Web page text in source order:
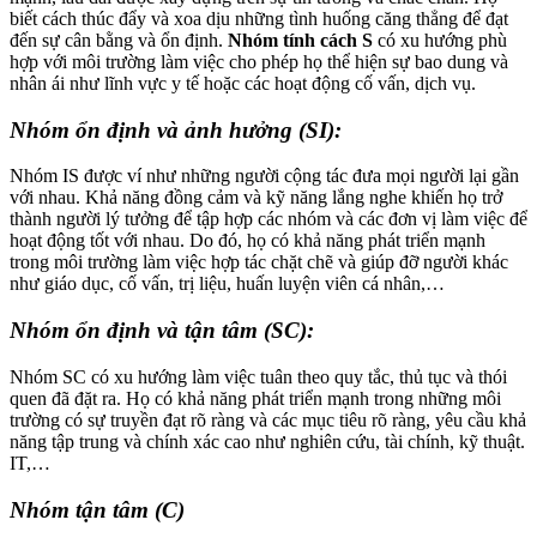
biết cách thúc đẩy và xoa dịu những tình huống căng thẳng để đạt
đến sự cân bằng và ổn định. Nhóm tính cách S có xu hướng phù
hợp với môi trường làm việc cho phép họ thể hiện sự bao dung và
nhân ái như lĩnh vực y tế hoặc các hoạt động cố vấn, dịch vụ.
Nhóm ổn định và ảnh hưởng (SI):
Nhóm IS được ví như những người cộng tác đưa mọi người lại gần
với nhau. Khả năng đồng cảm và kỹ năng lắng nghe khiến họ trở
thành người lý tưởng để tập hợp các nhóm và các đơn vị làm việc để
hoạt động tốt với nhau. Do đó, họ có khả năng phát triển mạnh
trong môi trường làm việc hợp tác chặt chẽ và giúp đỡ người khác
như giáo dục, cố vấn, trị liệu, huấn luyện viên cá nhân,…
Nhóm ổn định và tận tâm (SC):
Nhóm SC có xu hướng làm việc tuân theo quy tắc, thủ tục và thói
quen đã đặt ra. Họ có khả năng phát triển mạnh trong những môi
trường có sự truyền đạt rõ ràng và các mục tiêu rõ ràng, yêu cầu khả
năng tập trung và chính xác cao như nghiên cứu, tài chính, kỹ thuật.
IT,…
Nhóm tận tâm (C)